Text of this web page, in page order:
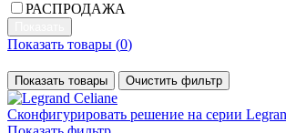
РАСПРОДАЖА
Показать товары (0)
Показать товары Очистить фильтр
Сконфигурировать решение на серии